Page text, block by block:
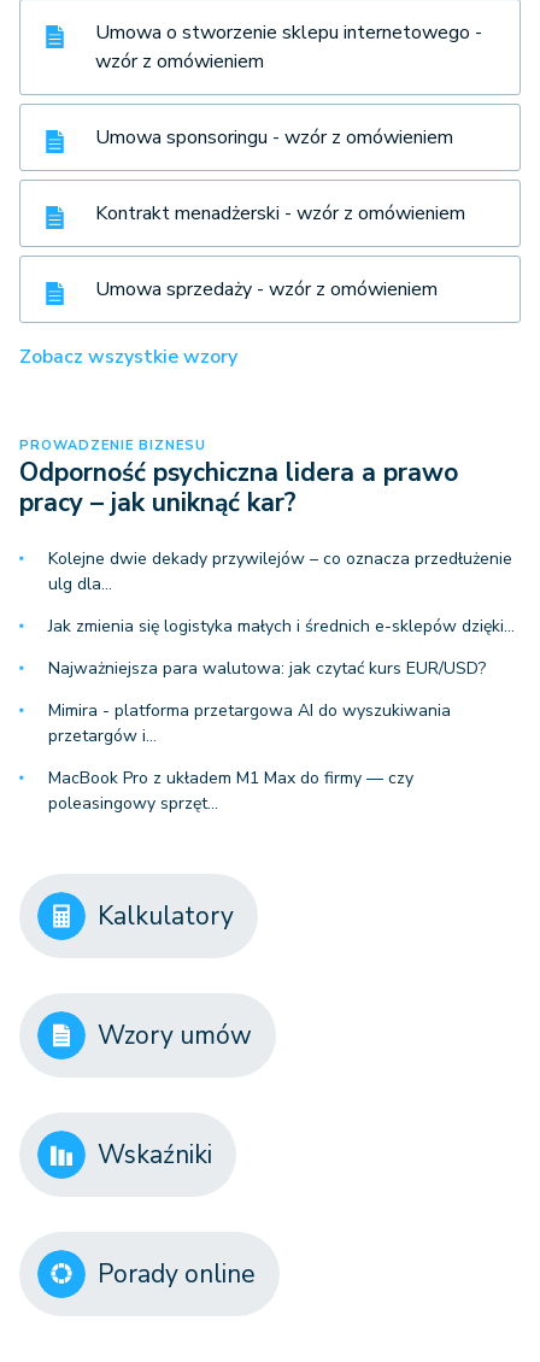
Umowa o stworzenie sklepu internetowego -
wzór z omówieniem
Umowa sponsoringu - wzór z omówieniem
Kontrakt menadżerski - wzór z omówieniem
Umowa sprzedaży - wzór z omówieniem
Zobacz wszystkie wzory
PROWADZENIE BIZNESU
Odporność psychiczna lidera a prawo
pracy – jak uniknąć kar?
Kolejne dwie dekady przywilejów – co oznacza przedłużenie
ulg dla…
Jak zmienia się logistyka małych i średnich e-sklepów dzięki…
Najważniejsza para walutowa: jak czytać kurs EUR/USD?
Mimira - platforma przetargowa AI do wyszukiwania
przetargów i…
MacBook Pro z układem M1 Max do firmy — czy
poleasingowy sprzęt…
Kalkulatory
Wzory umów
Wskaźniki
Porady online